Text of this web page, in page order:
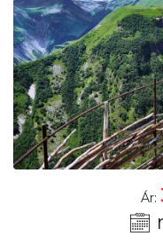
Ár: